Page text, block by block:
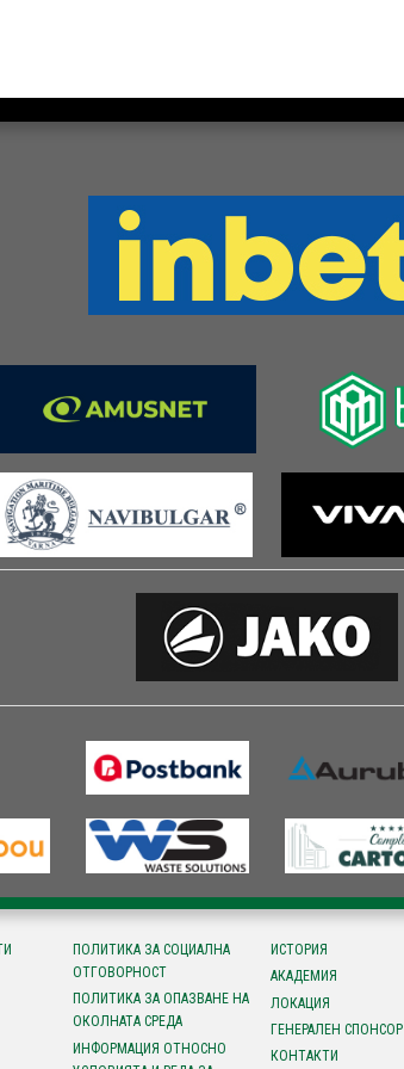
ПОЛИТИКА ЗА СОЦИАЛНА
ОТГОВОРНОСТ
ПОЛИТИКА ЗА ОПАЗВАНЕ НА
ОКОЛНАТА СРЕДА
ИНФОРМАЦИЯ ОТНОСНО
ИСТОРИЯ
АКАДЕМИЯ
ЛОКАЦИЯ
ГЕНЕРАЛЕН СПОНСОР
КОНТАКТИ